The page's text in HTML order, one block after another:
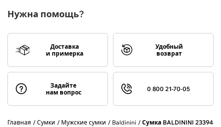
Нужна помощь?
Доставка
и примерка
Удобный
возврат
Задайте
нам вопрос
0 800 21-70-05
Главная Сумки Мужские сумки Baldinini Сумка BALDININI 233948